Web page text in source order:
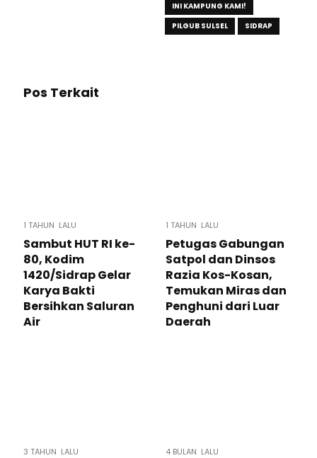
INI KAMPUNG KAMI!
PILGUB SULSEL
SIDRAP
Pos Terkait
1 TAHUN LALU
Sambut HUT RI ke-
80, Kodim
1420/Sidrap Gelar
Karya Bakti
Bersihkan Saluran
Air
1 TAHUN LALU
Petugas Gabungan
Satpol dan Dinsos
Razia Kos-Kosan,
Temukan Miras dan
Penghuni dari Luar
Daerah
3 TAHUN LALU 4 BULAN LALU